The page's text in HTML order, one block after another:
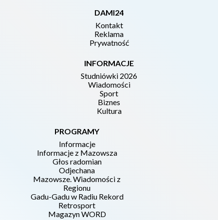
DAMI24
Kontakt
Reklama
Prywatność
INFORMACJE
Studniówki 2026
Wiadomości
Sport
Biznes
Kultura
PROGRAMY
Informacje
Informacje z Mazowsza
Głos radomian
Odjechana
Mazowsze. Wiadomości z
Regionu
Gadu-Gadu w Radiu Rekord
Retrosport
Magazyn WORD